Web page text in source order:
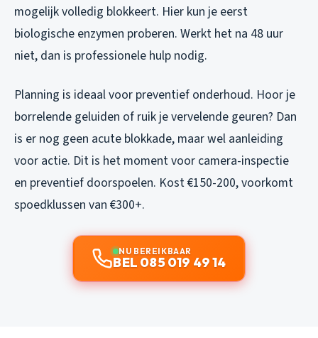
mogelijk volledig blokkeert. Hier kun je eerst
biologische enzymen proberen. Werkt het na 48 uur
niet, dan is professionele hulp nodig.
Planning is ideaal voor preventief onderhoud. Hoor je
borrelende geluiden of ruik je vervelende geuren? Dan
is er nog geen acute blokkade, maar wel aanleiding
voor actie. Dit is het moment voor camera-inspectie
en preventief doorspoelen. Kost €150-200, voorkomt
spoedklussen van €300+.
NU BEREIKBAAR
BEL 085 019 49 14